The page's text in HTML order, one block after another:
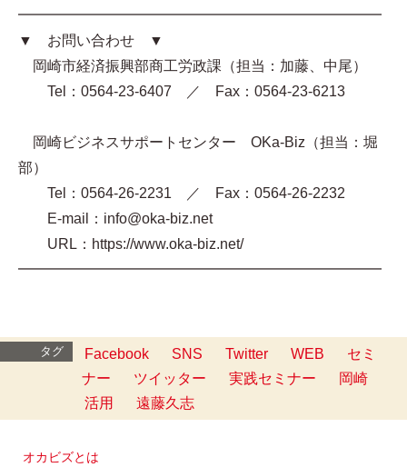
━━━━━━━━━━━━━━━━━━━━━━━━━
▼ お問い合わせ ▼
岡崎市経済振興部商工労政課（担当：加藤、中尾）
Tel：0564-23-6407 ／ Fax：0564-23-6213
岡崎ビジネスサポートセンター OKa-Biz（担当：堀
部）
Tel：0564-26-2231 ／ Fax：0564-26-2232
E-mail：info@oka-biz.net
URL：https://www.oka-biz.net/
━━━━━━━━━━━━━━━━━━━━━━━━━
タグ Facebook SNS Twitter WEB
セミ
ナー
ツイッター 実践セミナー
岡崎
活用
遠藤久志
オカビズとは